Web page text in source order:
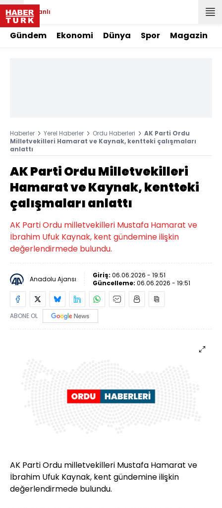
Canlı
Gündem Ekonomi Dünya Spor Magazin
Haberler Yerel Haberler Ordu Haberleri
AK Parti Ordu
Milletvekilleri Hamarat ve Kaynak, kentteki çalışmaları
anlattı
AK Parti Ordu Milletvekilleri
Hamarat ve Kaynak, kentteki
çalışmaları anlattı
AK Parti Ordu milletvekilleri Mustafa Hamarat ve
İbrahim Ufuk Kaynak, kent gündemine ilişkin
değerlendirmede bulundu.
Anadolu Ajansı Giriş: 06.06.2026 - 19:51
Güncelleme: 06.06.2026 - 19:51
ABONE OL
AK Parti Ordu milletvekilleri Mustafa Hamarat ve
İbrahim Ufuk Kaynak, kent gündemine ilişkin
değerlendirmede bulundu.